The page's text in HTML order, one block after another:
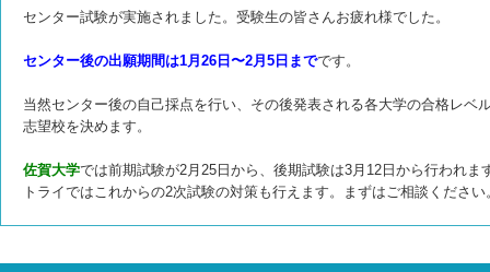
センター試験が実施されました。受験生の皆さんお疲れ様でした。
センター後の出願期間は1月26日〜2月5日までです。
当然センター後の自己採点を行い、その後発表される各大学の合格レベ
志望校を決めます。
佐賀大学では前期試験が2月25日から、後期試験は3月12日から行われま
トライではこれからの2次試験の対策も行えます。まずはご相談ください